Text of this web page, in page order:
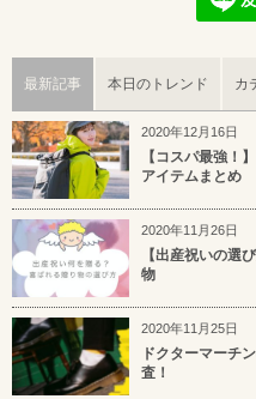
最新記事 本日のトレンド カ
2020年12月16日
【コスパ最強！
アイテムまとめ
2020年11月26日
【出産祝いの選
物
2020年11月25日
ドクターマーチ
査！